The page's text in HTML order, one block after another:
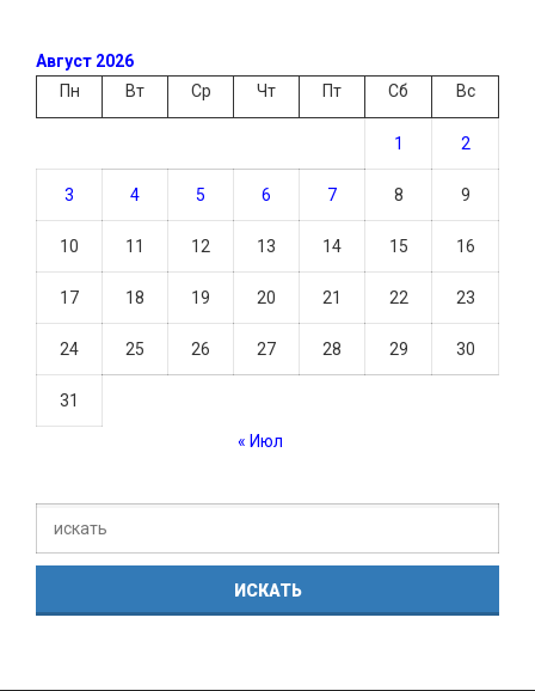
Август 2026
Пн
Вт Ср Чт Пт Сб Вс
1 2
3 4 5 6 7 8 9
10 11 12 13 14 15 16
17 18 19 20 21 22 23
24 25 26 27 28 29 30
31
« Июл